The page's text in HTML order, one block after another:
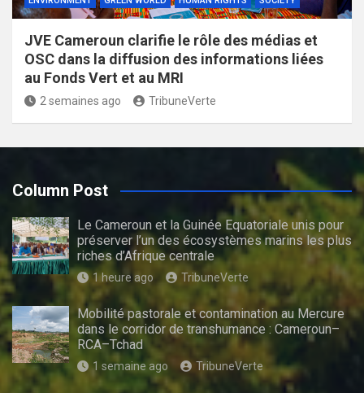
JVE Cameroun clarifie le rôle des médias et
OSC dans la diffusion des informations liées
au Fonds Vert et au MRI
2 semaines ago TribuneVerte
Column Post
Le Cameroun et la Guinée Equatoriale unis pour
préserver l’un des écosystèmes marins les plus
riches d’Afrique centrale
1 heure ago TribuneVerte
Mobilité pastorale et contamination au Mercure
dans le corridor de transhumance : Cameroun–
RCA–Tchad
1 semaine ago TribuneVerte